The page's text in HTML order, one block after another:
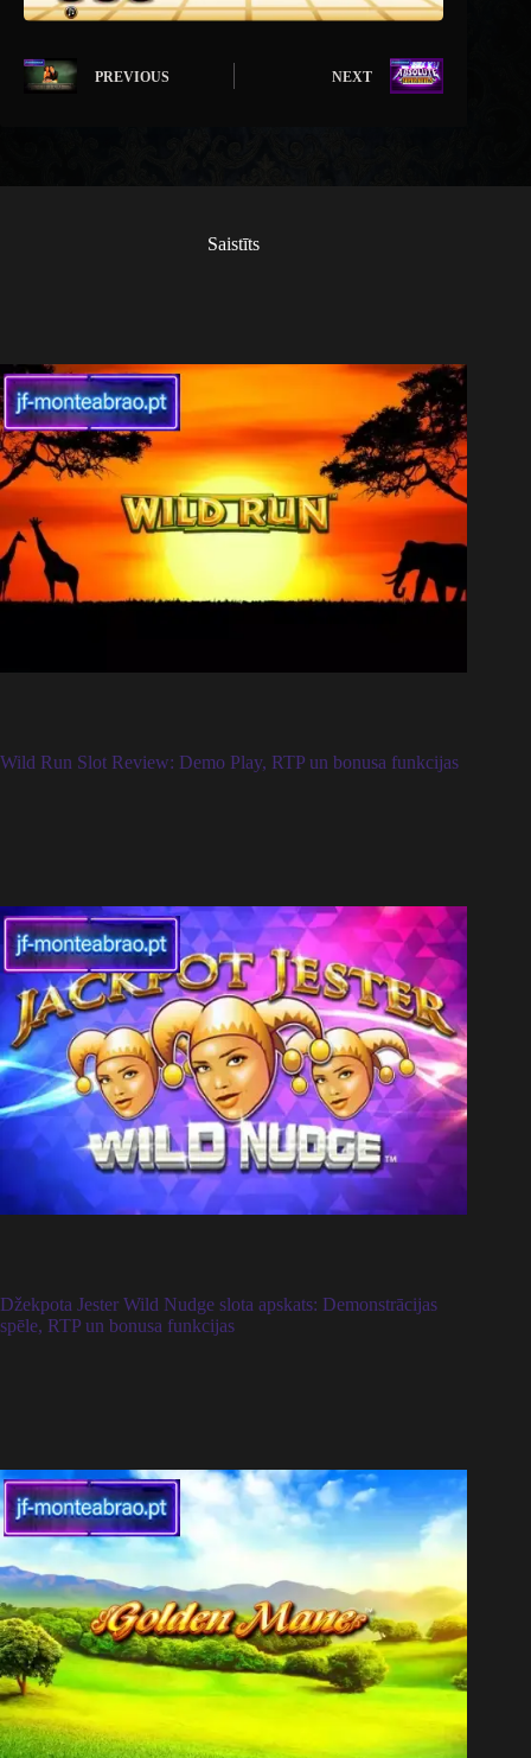
PREVIOUS NEXT
Saistīts
Wild Run Slot Review: Demo Play, RTP un bonusa funkcijas
Džekpota Jester Wild Nudge slota apskats: Demonstrācijas
spēle, RTP un bonusa funkcijas